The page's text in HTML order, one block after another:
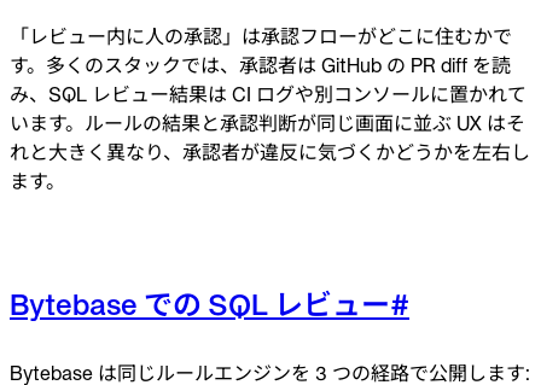
「レビュー内に人の承認」は承認フローがどこに住むかで
す。多くのスタックでは、承認者は GitHub の PR diff を読
み、SQL レビュー結果は CI ログや別コンソールに置かれて
います。ルールの結果と承認判断が同じ画面に並ぶ UX はそ
れと大きく異なり、承認者が違反に気づくかどうかを左右し
ます。
Bytebase での SQL レビュー#
Bytebase は同じルールエンジンを 3 つの経路で公開します: